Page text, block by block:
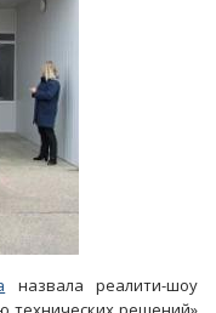
назвала реалити-шоу